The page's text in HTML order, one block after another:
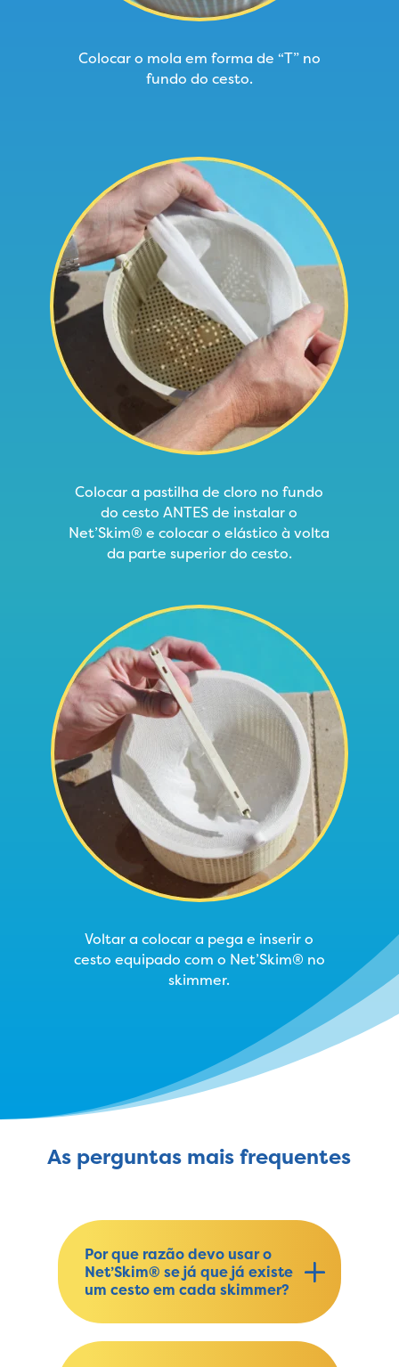
Colocar o mola em forma de “T” no
fundo do cesto.
Colocar a pastilha de cloro no fundo
do cesto ANTES de instalar o
Net’Skim® e colocar o elástico à volta
da parte superior do cesto.
Voltar a colocar a pega e inserir o
cesto equipado com o Net’Skim® no
skimmer.
As perguntas mais frequentes
Por que razão devo usar o
Net’Skim® se já que já existe
um cesto em cada skimmer?